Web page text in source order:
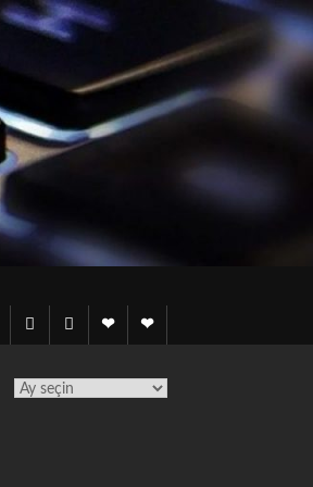
InstagramFacebookLınkedınNotesTelegram
TÜM